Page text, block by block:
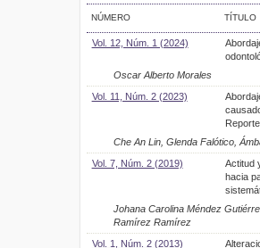
NÚMERO TÍTULO
Vol. 12, Núm. 1 (2024)
Oscar Alberto Morales
Vol. 11, Núm. 2 (2023)
Che An Lin, Glenda Falótico,
Vol. 7, Núm. 2 (2019)
Actitud
hacia
Johana Carolina Méndez
Ramírez Ramírez
Vol. 1, Núm. 2 (2013)